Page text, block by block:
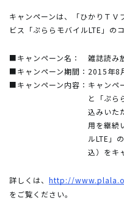
キャンペーンは、「ひかりＴ
ビス「ぷららモバイルLTE」の
■キャンペーン名：
雑誌読み
■キャンペーン期間： 2015年8
■キャンペーン内容： キャンペ
と「ぷら
込みいた
用を継続
ルLTE」
込）をキ
詳しくは、 http://
をご覧ください。